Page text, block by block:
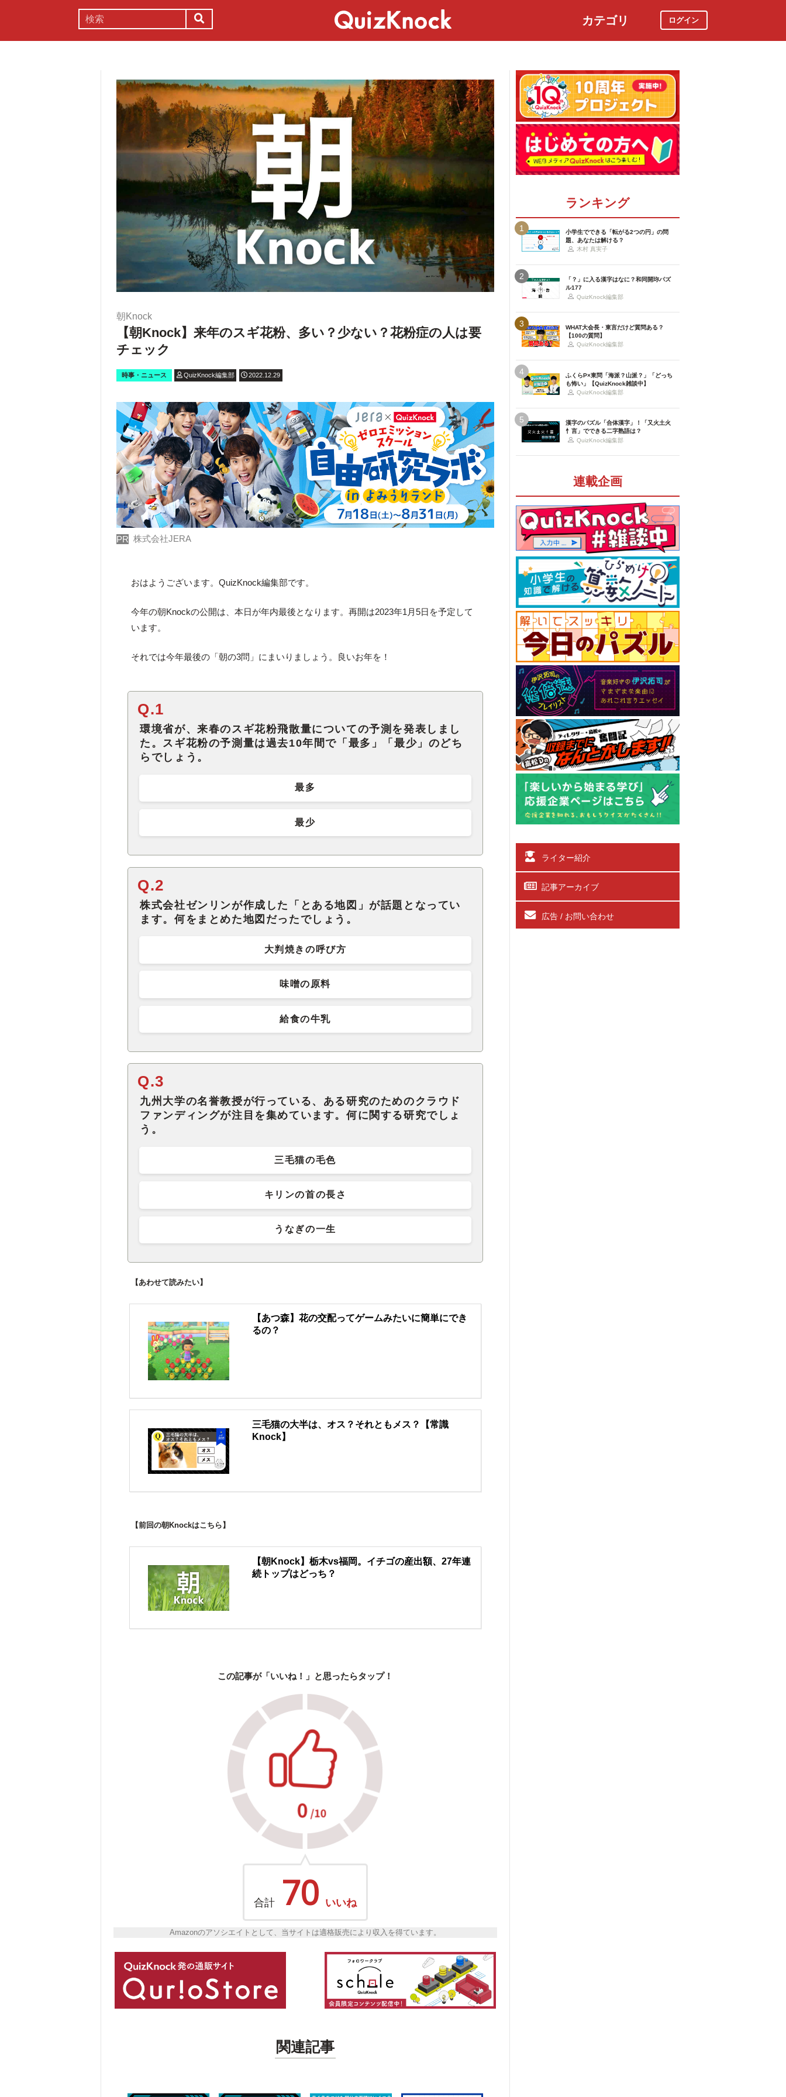
カテゴリ ログイン
朝Knock
【朝Knock】来年のスギ花粉、多い？少ない？花粉症の人は要
チェック
時事・ニュース QuizKnock編集部 2022.12.29
PR 株式会社JERA
おはようございます。QuizKnock編集部です。
今年の朝Knockの公開は、本日が年内最後となります。再開は2023年1月5日を予定して
います。
それでは今年最後の「朝の3問」にまいりましょう。良いお年を！
Q.1
環境省が、来春のスギ花粉飛散量についての予測を発表しまし
た。スギ花粉の予測量は過去10年間で「最多」「最少」のどち
らでしょう。
最多
最少
Q.2
株式会社ゼンリンが作成した「とある地図」が話題となってい
ます。何をまとめた地図だったでしょう。
大判焼きの呼び方
味噌の原料
給食の牛乳
Q.3
九州大学の名誉教授が行っている、ある研究のためのクラウド
ファンディングが注目を集めています。何に関する研究でしょ
う。
三毛猫の毛色
キリンの首の長さ
うなぎの一生
【あわせて読みたい】
【あつ森】花の交配ってゲームみたいに簡単にでき
るの？
三毛猫の大半は、オス？それともメス？【常識
Knock】
【前回の朝Knockはこちら】
【朝Knock】栃木vs福岡。イチゴの産出額、27年連
続トップはどっち？
この記事が「いいね！」と思ったらタップ！
合計 70 いいね
Amazonのアソシエイトとして、当サイトは適格販売により収入を得ています。
関連記事
ランキング
1
小学生でできる「転がる2つの円」の問
題、あなたは解ける？
木村 真実子
2
「？」に入る漢字はなに？和同開珎パズ
ル177
QuizKnock編集部
3
WHAT大会長・東言だけど質問ある？
【100の質問】
QuizKnock編集部
4
ふくらP×東問「海派？山派？」「どっち
も怖い」【QuizKnock雑談中】
QuizKnock編集部
5
漢字のパズル「合体漢字」！「又火土火
忄言」でできる二字熟語は？
QuizKnock編集部
連載企画
ライター紹介
記事アーカイブ
広告 / お問い合わせ